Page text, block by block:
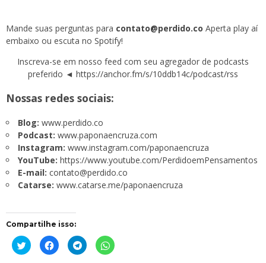
Mande suas perguntas para contato@perdido.co Aperta play aí
embaixo ou escuta no Spotify!
Inscreva-se em nosso feed com seu agregador de podcasts
preferido ◄ https://anchor.fm/s/10ddb14c/podcast/rss
Nossas redes sociais:
Blog: www.perdido.co
Podcast: www.paponaencruza.com
Instagram: www.instagram.com/paponaencruza
YouTube: https://www.youtube.com/PerdidoemPensamentos
E-mail: contato@perdido.co
Catarse: www.catarse.me/paponaencruza
Compartilhe isso:
Clique
para
compartilhar
Clique
para
compartilhar
Clique
para
compartilhar
Clique
para